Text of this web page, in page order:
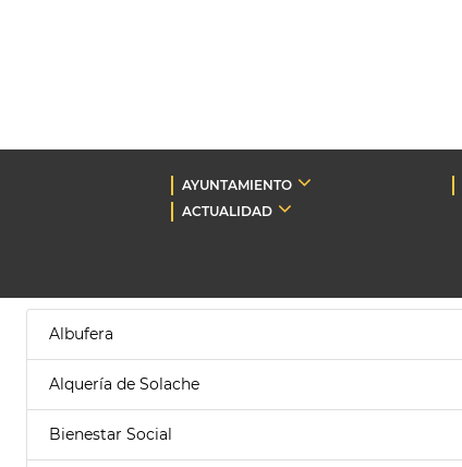
AYUNTAMIENTO
ACTUALIDAD
Albufera
Alquería de Solache
Bienestar Social